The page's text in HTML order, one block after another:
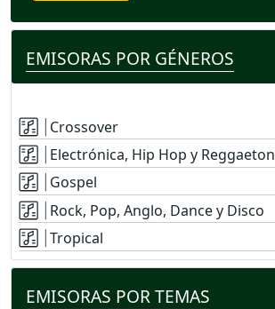
EMISORAS POR GÉNEROS
Crossover
Electrónica, Hip Hop y Reggaeton
Gospel
Rock, Pop, Anglo, Dance y Disco
Tropical
EMISORAS POR TEMAS